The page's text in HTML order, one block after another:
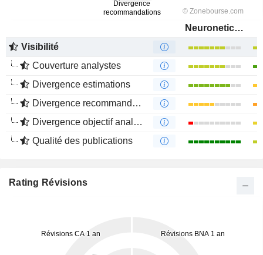
Neuronetics, Inc.
Visibilité
Couverture analystes
Divergence estimations
Divergence recommandations analystes
Divergence objectif analystes
Qualité des publications
Rating Révisions